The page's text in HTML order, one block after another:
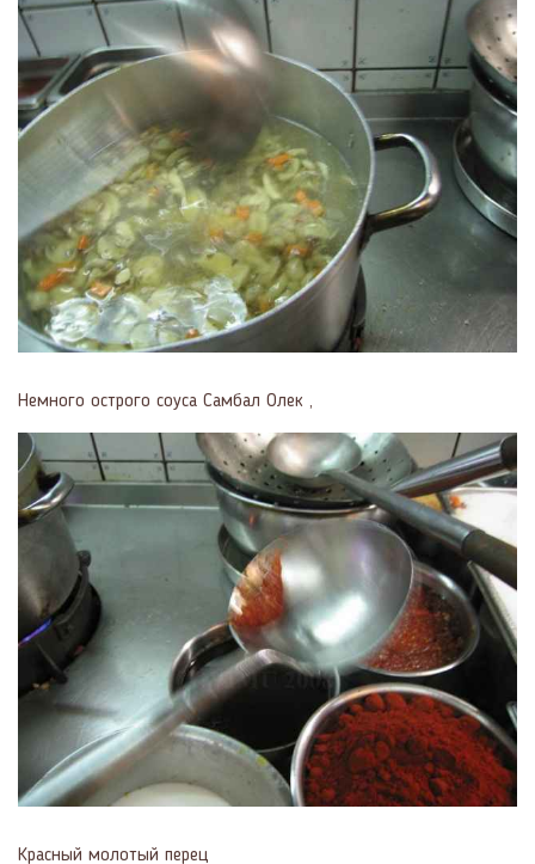
Немного острого соуса Самбал Олек ,
Красный молотый перец